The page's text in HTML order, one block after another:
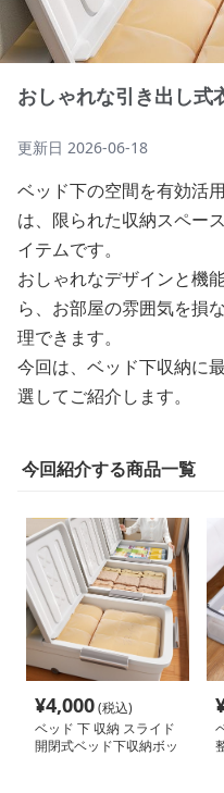
おしゃれな引き出し式
更新日 2026-06-18
ベッド下の空間を有効活
は、限られた収納スペー
イテムです。
おしゃれなデザインと機
ら、お部屋の雰囲気を損
理できます。
今回は、ベッド下収納に
選してご紹介します。
今回紹介する商品一覧
¥4,000(税込)
ベッド 下 収納 スライド
開閉式ベッド下収納ボッ